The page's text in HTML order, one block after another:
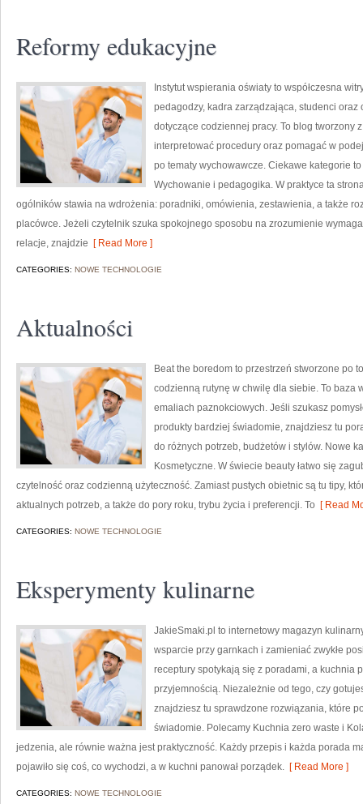
Reformy edukacyjne
Instytut wspierania oświaty to współczesna
pedagodzy, kadra zarządzająca, studenci
dotyczące codziennej pracy. To blog tworzony
interpretować procedury oraz pomagać w
po tematy wychowawcze. Ciekawe kategorie
Wychowanie i pedagogika. W praktyce ta
ogólników stawia na wdrożenia: poradniki, omówienia, zestawienia, a także
placówce. Jeżeli czytelnik szuka spokojnego sposobu na zrozumienie
relacje, znajdzie [ Read More ]
CATEGORIES: NOWE TECHNOLOGIE
Aktualności
Beat the boredom to przestrzeń stworzone po
codzienną rutynę w chwilę dla siebie. To baza
emaliach paznokciowych. Jeśli szukasz
produkty bardziej świadomie, znajdziesz tu
do różnych potrzeb, budżetów i stylów. Nowe
Kosmetyczne. W świecie beauty łatwo się
czytelność oraz codzienną użyteczność. Zamiast pustych obietnic są tu tipy,
aktualnych potrzeb, a także do pory roku, trybu życia i preferencji. To [ Read
CATEGORIES: NOWE TECHNOLOGIE
Eksperymenty kulinarne
JakieSmaki.pl to internetowy magazyn
wsparcie przy garnkach i zamieniać zwykłe
receptury spotykają się z poradami, a kuchnia
przyjemnością. Niezależnie od tego, czy
znajdziesz tu sprawdzone rozwiązania, które
świadomie. Polecamy Kuchnia zero waste i
jedzenia, ale równie ważna jest praktyczność. Każdy przepis i każda porada
pojawiło się coś, co wychodzi, a w kuchni panował porządek. [ Read More ]
CATEGORIES: NOWE TECHNOLOGIE